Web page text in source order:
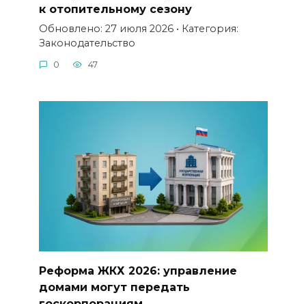
к отопительному сезону
Обновлено: 27 июля 2026 • Категория:
Законодательство
0 47
Реформа ЖКХ 2026: управление
домами могут передать